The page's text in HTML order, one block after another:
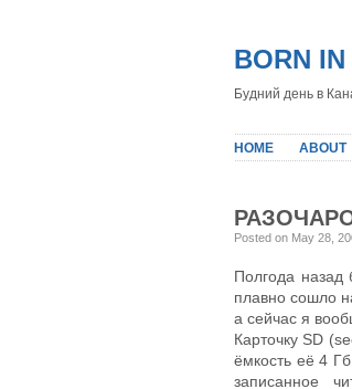
BORN
Будний день в
HOME ABOUT
Posted on May 28,
Полгода назад
плавно сошло
а сейчас я
Карточку SD
ёмкость её 4
записанное